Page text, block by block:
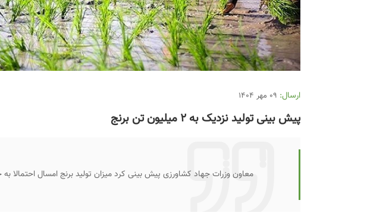
ارسال: 09 مهر 1404
پیش بینی تولید نزدیک به ۲ میلیون تن برنج
معاون وزرات جهاد کشاورزی پیش بینی کرد میزان تولید برنج امسال احتمالا به حدود ۲ میلیون تن